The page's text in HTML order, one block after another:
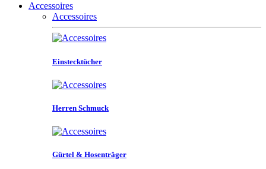
Accessoires
Accessoires
Einstecktücher
Herren Schmuck
Gürtel & Hosenträger